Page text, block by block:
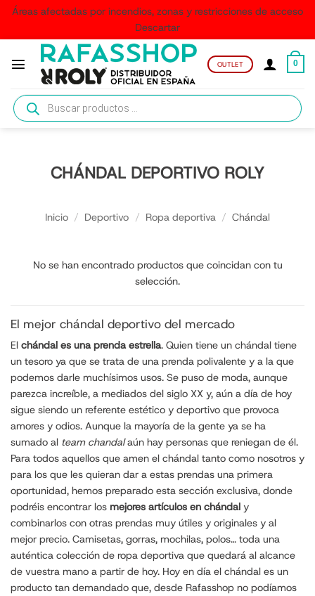
Áreas afectadas por incendios, zonas y restricciones de acceso
Descartar
contenido
OUTLET 0
Búsqueda
de
productos
CHÁNDAL DEPORTIVO ROLY
Inicio / Deportivo / Ropa deportiva / Chándal
No se han encontrado productos que coincidan con tu
selección.
El mejor chándal deportivo del mercado
El chándal es una prenda estrella. Quien tiene un chándal tiene
un tesoro ya que se trata de una prenda polivalente y a la que
podemos darle muchísimos usos. Se puso de moda, aunque
parezca increíble, a mediados del siglo XX y, aún a día de hoy
sigue siendo un referente estético y deportivo que provoca
amores y odios. Aunque la mayoría de la gente ya se ha
sumado al team chandalaún hay personas que reniegan de él.
Para todos aquellos que amen el chándal tanto como nosotros y
para los que les quieran dar a estas prendas una primera
oportunidad, hemos preparado esta sección exclusiva, donde
podréis encontrar los mejores artículos en chándal y
combinarlos con otras prendas muy útiles y originales y al
mejor precio. Camisetas, gorras, mochilas, polos… toda una
auténtica colección de ropa deportiva que quedará al alcance
de vuestra mano a partir de hoy. Hoy en día el chándal es un
producto tan demandado que, desde Rafasshop no podíamos